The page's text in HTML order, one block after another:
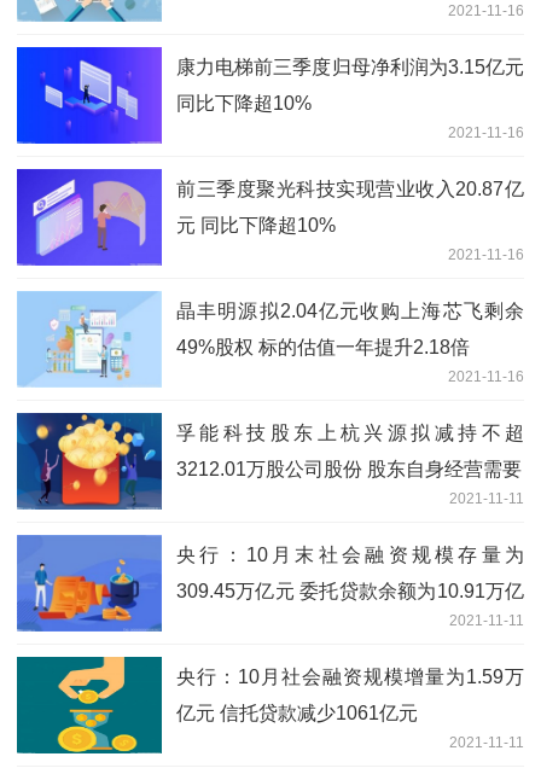
2021-11-16
康力电梯前三季度归母净利润为3.15亿元
同比下降超10%
2021-11-16
前三季度聚光科技实现营业收入20.87亿
元 同比下降超10%
2021-11-16
晶丰明源拟2.04亿元收购上海芯飞剩余
49%股权 标的估值一年提升2.18倍
2021-11-16
孚能科技股东上杭兴源拟减持不超
3212.01万股公司股份 股东自身经营需要
2021-11-11
央行：10月末社会融资规模存量为
309.45万亿元 委托贷款余额为10.91万亿
2021-11-11
央行：10月社会融资规模增量为1.59万
亿元 信托贷款减少1061亿元
2021-11-11